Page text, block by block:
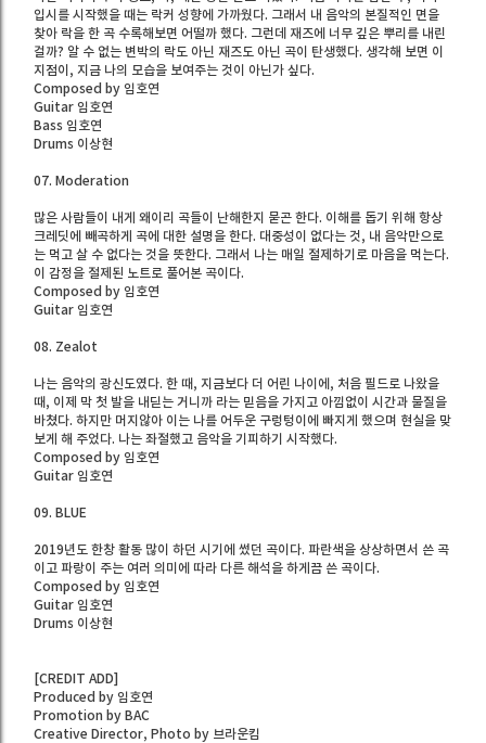
입시를 시작했을 때는 락커 성향에 가까웠다. 그래서 내 음악의 본질적인 면을
찾아 락을 한 곡 수록해보면 어떨까 했다. 그런데 재즈에 너무 깊은 뿌리를 내린
걸까? 알 수 없는 변박의 락도 아닌 재즈도 아닌 곡이 탄생했다. 생각해 보면 이
지점이, 지금 나의 모습을 보여주는 것이 아닌가 싶다.
Composed by 임호연
Guitar 임호연
Bass 임호연
Drums 이상현
07. Moderation
많은 사람들이 내게 왜이리 곡들이 난해한지 묻곤 한다. 이해를 돕기 위해 항상
크레딧에 빼곡하게 곡에 대한 설명을 한다. 대중성이 없다는 것, 내 음악만으로
는 먹고 살 수 없다는 것을 뜻한다. 그래서 나는 매일 절제하기로 마음을 먹는다.
이 감정을 절제된 노트로 풀어본 곡이다.
Composed by 임호연
Guitar 임호연
08. Zealot
나는 음악의 광신도였다. 한 때, 지금보다 더 어린 나이에, 처음 필드로 나왔을
때, 이제 막 첫 발을 내딛는 거니까 라는 믿음을 가지고 아낌없이 시간과 물질을
바쳤다. 하지만 머지않아 이는 나를 어두운 구렁텅이에 빠지게 했으며 현실을 맞
보게 해 주었다. 나는 좌절했고 음악을 기피하기 시작했다.
Composed by 임호연
Guitar 임호연
09. BLUE
2019년도 한창 활동 많이 하던 시기에 썼던 곡이다. 파란색을 상상하면서 쓴 곡
이고 파랑이 주는 여러 의미에 따라 다른 해석을 하게끔 쓴 곡이다.
Composed by 임호연
Guitar 임호연
Drums 이상현
[CREDIT ADD]
Produced by 임호연
Promotion by BAC
Creative Director, Photo by 브라운킴